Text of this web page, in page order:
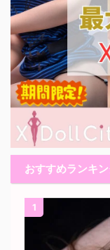
おすすめランキ
1